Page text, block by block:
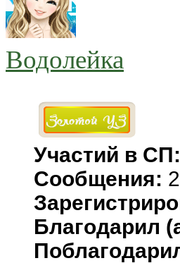
Водолейка
Участий в СП:
Сообщения:
Благодарил